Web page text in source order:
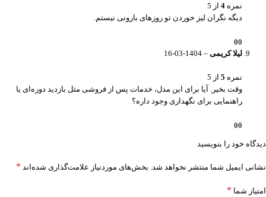
نمره 4 از 5
دیگه نگران لیز خوردن تو روزهای بارونی نیستم.
0
0
لیلا کریمی –
1404-03-16
نمره 5 از 5
وقت بخیر. آیا برای این مدل، خدمات پس از فروشی مثل بازدید دوره‌ای یا
راهنمایی برای نگهداری وجود داره؟
0
0
دیدگاه خود را بنویسید
نشانی ایمیل شما منتشر نخواهد شد. بخش‌های موردنیاز علامت‌گذاری شده‌اند *
امتیاز شما *